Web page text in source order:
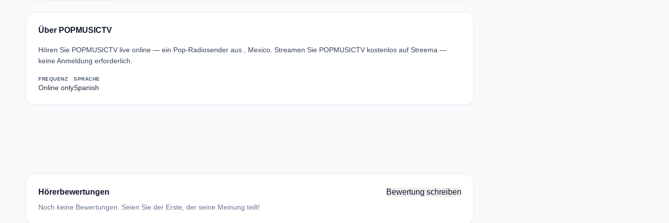
Über POPMUSICTV
Hören Sie POPMUSICTV live online — ein Pop-Radiosender aus , Mexico. Streamen Sie POPMUSICTV kostenlos auf Streema —
keine Anmeldung erforderlich.
FREQUENZ
Online only
SPRACHE
Spanish
Hörerbewertungen Bewertung schreiben
Noch keine Bewertungen. Seien Sie der Erste, der seine Meinung teilt!